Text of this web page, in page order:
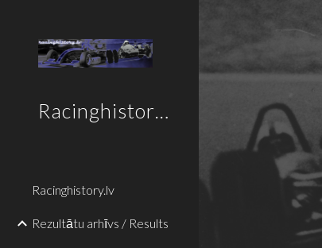
Racinghistory.lv
Racinghistory.lv
Rezultātu arhīvs / Results